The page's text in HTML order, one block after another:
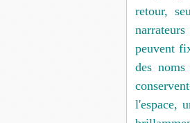
retour,
peuvent
des
l'espace,